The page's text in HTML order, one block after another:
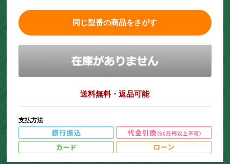
同じ型番の商品をさがす
送料無料・返品可能
支払方法